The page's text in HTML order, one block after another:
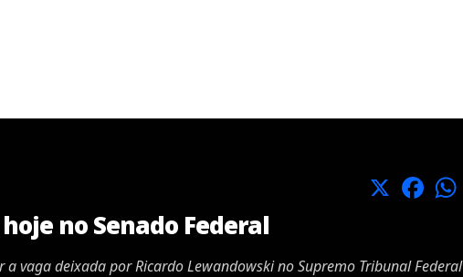
X Facebook
no Senado Federal
vaga deixada por Ricardo Lewandowski no Supremo Tribunal Federal